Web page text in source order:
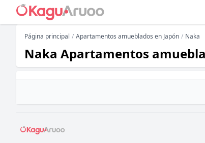
Página principal Apartamentos amueblados en Japón Naka
Naka Apartamentos